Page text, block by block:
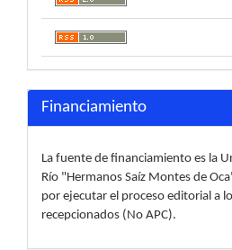
Financiamiento
La fuente de financiamiento es la
Río "Hermanos Saíz Montes de
por ejecutar el proceso editorial a
recepcionados (No APC).